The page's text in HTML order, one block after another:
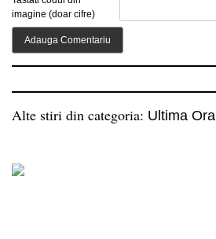
imagine (doar cifre)
Alte stiri din categoria: Ultima Ora